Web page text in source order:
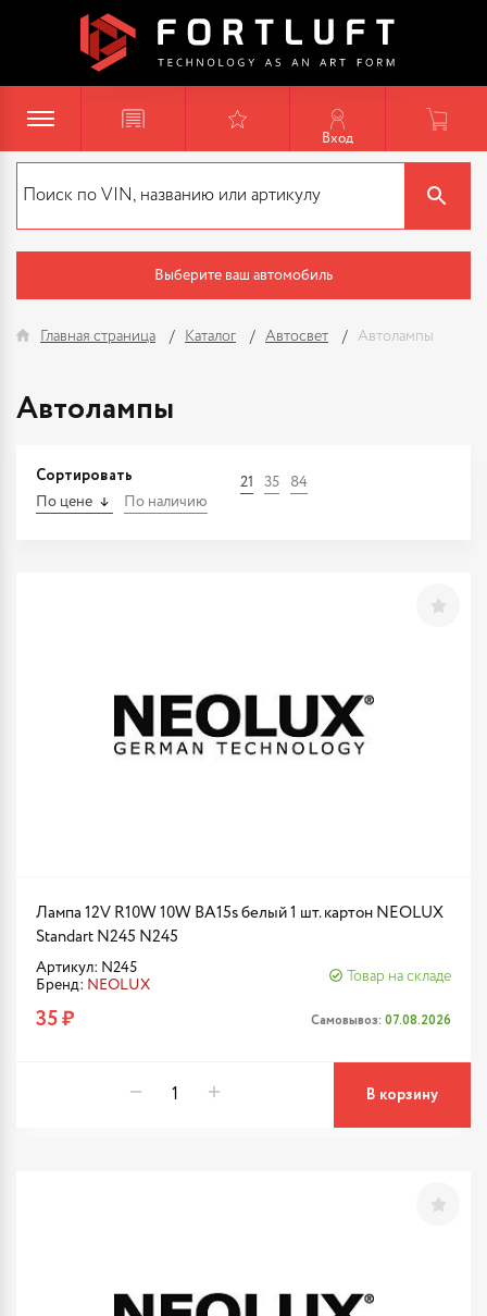
Вход
Выберите ваш автомобиль
Главная страница Каталог Автосвет Автолампы
Автолампы
Сортировать
По цене По наличию
21 35 84
Лампа 12V R10W 10W BA15s белый 1 шт. картон NEOLUX
Standart N245 N245
Артикул: N245
Бренд: NEOLUX
Товар на складе
35 ₽ Самовывоз: 07.08.2026
В корзину